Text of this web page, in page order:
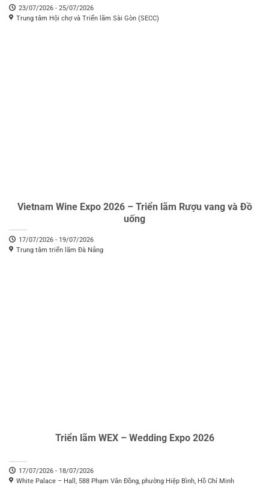
23/07/2026 - 25/07/2026
Trung tâm Hội chợ và Triển lãm Sài Gòn (SECC)
Vietnam Wine Expo 2026 – Triển lãm Rượu vang và Đồ
uống
17/07/2026 - 19/07/2026
Trung tâm triển lãm Đà Nẵng
Triển lãm WEX – Wedding Expo 2026
17/07/2026 - 18/07/2026
White Palace – Hall, 588 Phạm Văn Đồng, phường Hiệp Bình, Hồ Chí Minh